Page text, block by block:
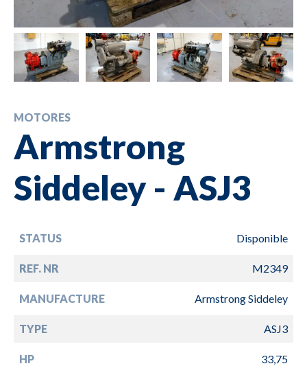
MOTORES
Armstrong
Siddeley - ASJ3
STATUS Disponible
REF. NR M2349
MANUFACTURE Armstrong Siddeley
TYPE ASJ3
HP 33,75